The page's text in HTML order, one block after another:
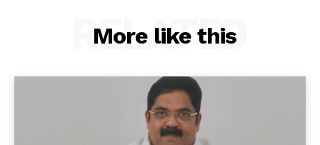
More like this
RELATED